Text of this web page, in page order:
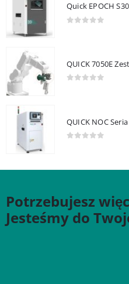
Quick EPOCH
QUICK 7050E
QUICK NOC
Potrzebujesz
Jesteśmy do